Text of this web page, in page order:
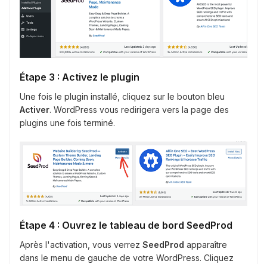
Étape 3 : Activez le plugin
Une fois le plugin installé, cliquez sur le bouton bleu
Activer. WordPress vous redirigera vers la page des
plugins une fois terminé.
Étape 4 : Ouvrez le tableau de bord SeedProd
Après l'activation, vous verrez SeedProd apparaître
dans le menu de gauche de votre WordPress. Cliquez